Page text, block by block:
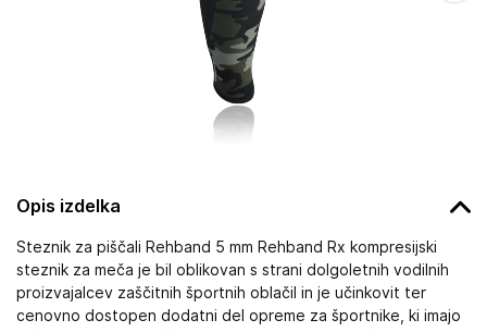
Opis izdelka
Steznik za piščali Rehband 5 mm Rehband Rx kompresijski
steznik za meča je bil oblikovan s strani dolgoletnih vodilnih
proizvajalcev zaščitnih športnih oblačil in je učinkovit ter
cenovno dostopen dodatni del opreme za športnike, ki imajo